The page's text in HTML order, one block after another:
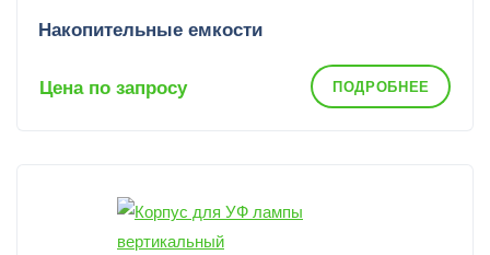
Накопительные емкости
Цена по запросу ПОДРОБНЕЕ